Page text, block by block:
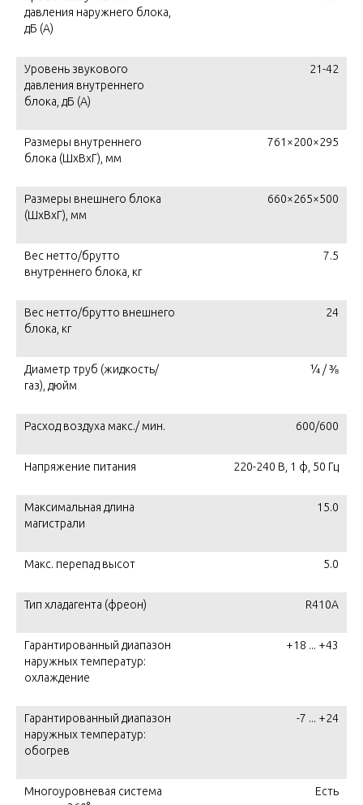
давления наружнего блока,
дБ (А)
Уровень звукового
давления внутреннего
блока, дБ (А)
21-42
Размеры внутреннего
блока (ШхВхГ), мм
761×200×295
Размеры внешнего блока
(ШхВхГ), мм
660×265×500
Вес нетто/брутто
внутреннего блока, кг
7.5
Вес нетто/брутто внешнего
блока, кг
24
Диаметр труб (жидкость/
газ), дюйм
¼ / ⅜
Расход воздуха макс./ мин. 600/600
Напряжение питания 220-240 В, 1 ф, 50 Гц
Максимальная длина
магистрали
15.0
Макс. перепад высот 5.0
Тип хладагента (фреон) R410A
Гарантированный диапазон
наружных температур:
охлаждение
+18 ... +43
Гарантированный диапазон
наружных температур:
обогрев
-7 ... +24
Многоуровневая система
Есть